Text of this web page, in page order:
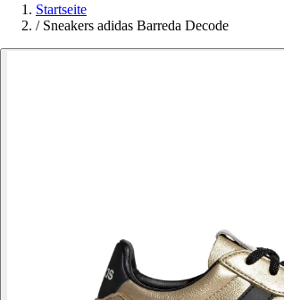
Startseite
/ Sneakers adidas Barreda Decode